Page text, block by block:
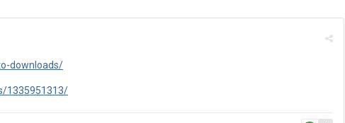
downloads/
1335951313/